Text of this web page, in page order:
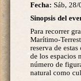
Fecha: Sáb,
Sinopsis del
Para recorrer
Marítimo-
reserva de
de los espacios
número de
natural como